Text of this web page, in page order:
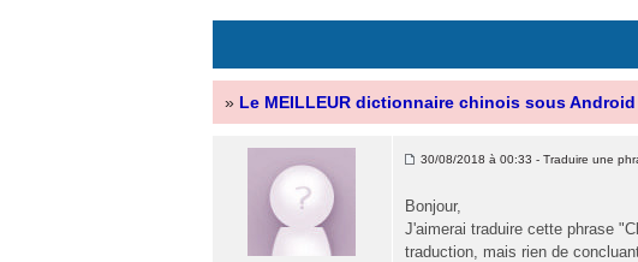
» Le MEILLEUR dictionnaire chinois sous Android
30/08/2018 à 00:33 - Traduire une
Bonjour,
J'aimerai traduire cette phrase
traduction, mais rien de